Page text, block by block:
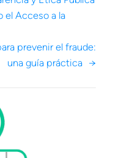
el Acceso a la
prevenir el fraude:
una guía práctica →